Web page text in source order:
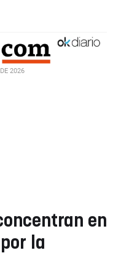
2026
en
la